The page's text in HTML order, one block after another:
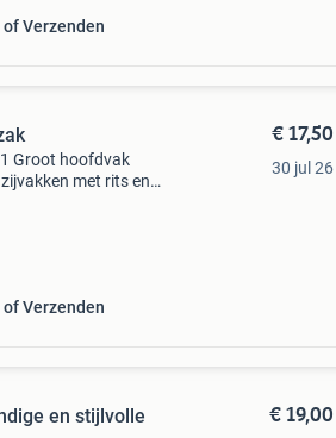
Verzenden
Groot hoofdvak
met rits en
Verzenden
€ 17,50
30 jul 26
en stijlvolle
€ 19,00